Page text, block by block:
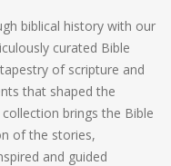
biblical history with our
curated Bible
of scripture and
that shaped the
brings the Bible
of the stories,
and guided